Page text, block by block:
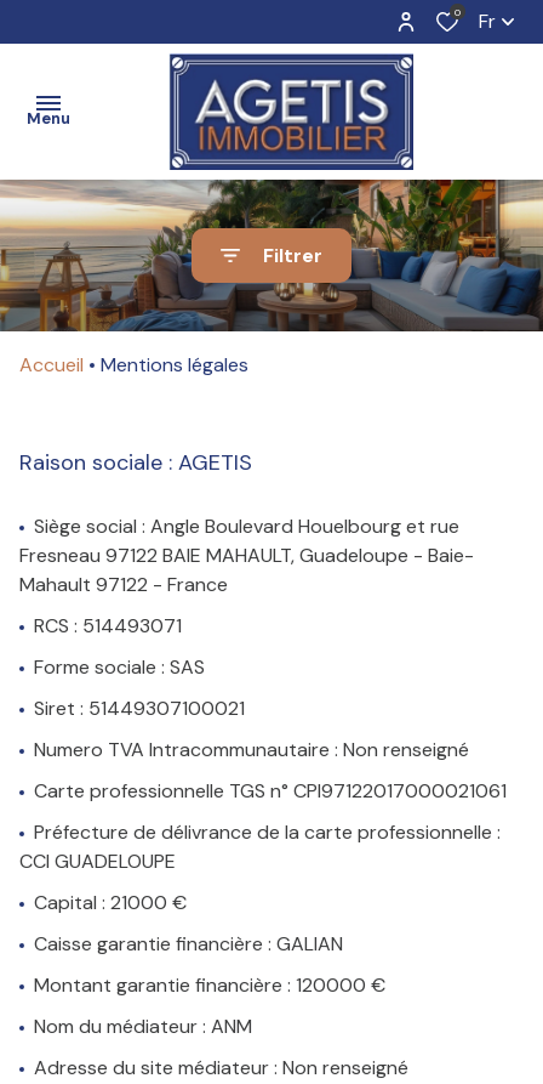
0 Fr
Menu
ACCUEIL
Nos
en
Vendre
nous
BIENS
VENDUS
LOCATION
Nos
à
Louer
nous
GESTION
SYNDIC
Filtrer
Accueil Mentions légales
Raison sociale : AGETIS
Siège social : Angle Boulevard Houelbourg et rue
Fresneau 97122 BAIE MAHAULT, Guadeloupe - Baie-
Mahault 97122 - France
RCS : 514493071
Forme sociale : SAS
Siret : 51449307100021
Numero TVA Intracommunautaire : Non renseigné
Carte professionnelle TGS n° CPI97122017000021061
Préfecture de délivrance de la carte professionnelle :
CCI GUADELOUPE
Capital : 21000 €
Caisse garantie financière : GALIAN
Montant garantie financière : 120000 €
Nom du médiateur : ANM
Adresse du site médiateur : Non renseigné